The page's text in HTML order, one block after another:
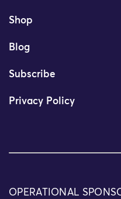
Shop
Blog
Subscribe
Privacy Policy
OPERATIONAL